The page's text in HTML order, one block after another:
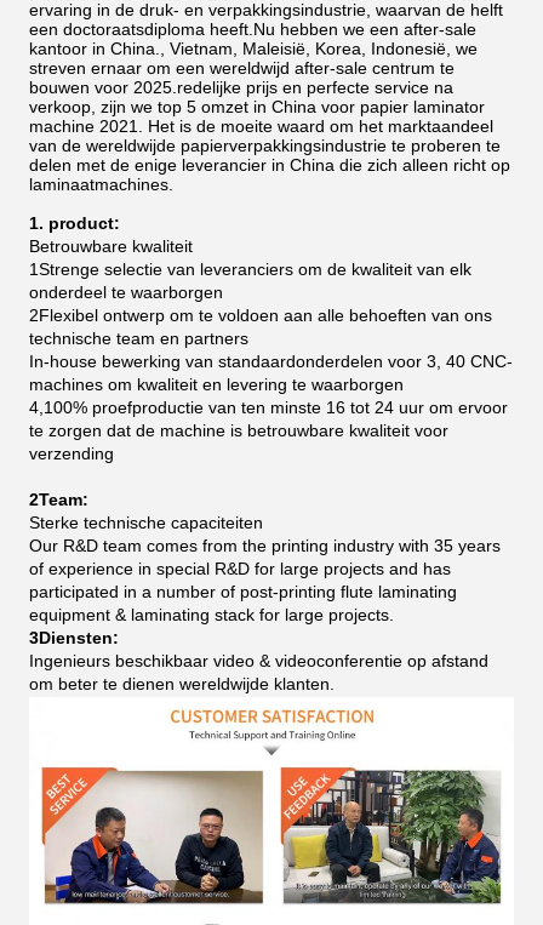
ervaring in de druk- en verpakkingsindustrie, waarvan de helft
een doctoraatsdiploma heeft.Nu hebben we een after-sale
kantoor in China., Vietnam, Maleisië, Korea, Indonesië, we
streven ernaar om een wereldwijd after-sale centrum te
bouwen voor 2025.redelijke prijs en perfecte service na
verkoop, zijn we top 5 omzet in China voor papier laminator
machine 2021.
Het is de moeite waard om het marktaandeel
van de wereldwijde papierverpakkingsindustrie te proberen te
delen met de enige leverancier in China die zich alleen richt op
laminaatmachines.
1. product:
Betrouwbare kwaliteit
1Strenge selectie van leveranciers om de kwaliteit van elk
onderdeel te waarborgen
2Flexibel ontwerp om te voldoen aan alle behoeften van ons
technische team en partners
In-house bewerking van standaardonderdelen voor 3, 40 CNC-
machines om kwaliteit en levering te waarborgen
4,100% proefproductie van ten minste 16 tot 24 uur om ervoor
te zorgen dat de machine is betrouwbare kwaliteit voor
verzending
2Team:
Sterke technische capaciteiten
Our R&D team comes from the printing industry with 35 years
of experience in special R&D for large projects and has
participated in a number of post-printing flute laminating
equipment & laminating stack for large projects.
3Diensten:
Ingenieurs beschikbaar video & videoconferentie op afstand
om beter te dienen wereldwijde klanten.